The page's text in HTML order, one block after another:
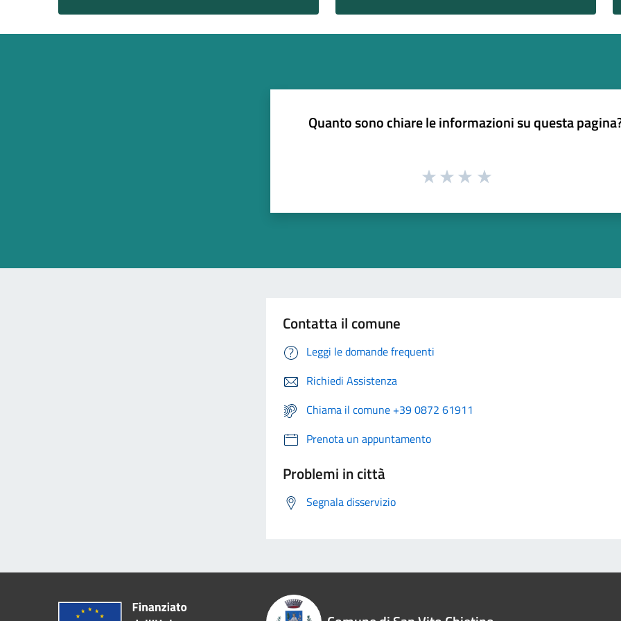
Quanto sono chiare le informazioni su questa
Contatta il comune
Leggi le domande frequenti
Richiedi Assistenza
Chiama il comune +39 0872 61911
Prenota un appuntamento
Problemi in città
Segnala disservizio